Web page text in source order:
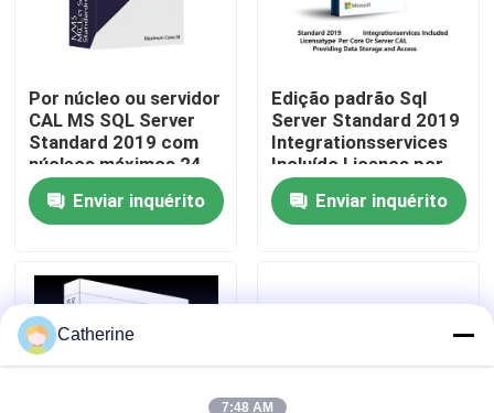
Controle de qualidade
Contacte-nos
Notícias
Office 2024 Key Compra
sinal de adição profissional do escritório 2021
Por núcleo ou servidor
CAL MS SQL Server
Standard 2019 com
núcleos máximos 24
fornece gestão de
banco de dados
escalável e
Enviar inquérito
Edição padrão Sql
Server Standard 2019
Integrationsservices
Incluído Licença por
núcleo ou servidor
CAL fornecendo
armazenamento e
Enviar inquérito
Catherine
7:48 AM